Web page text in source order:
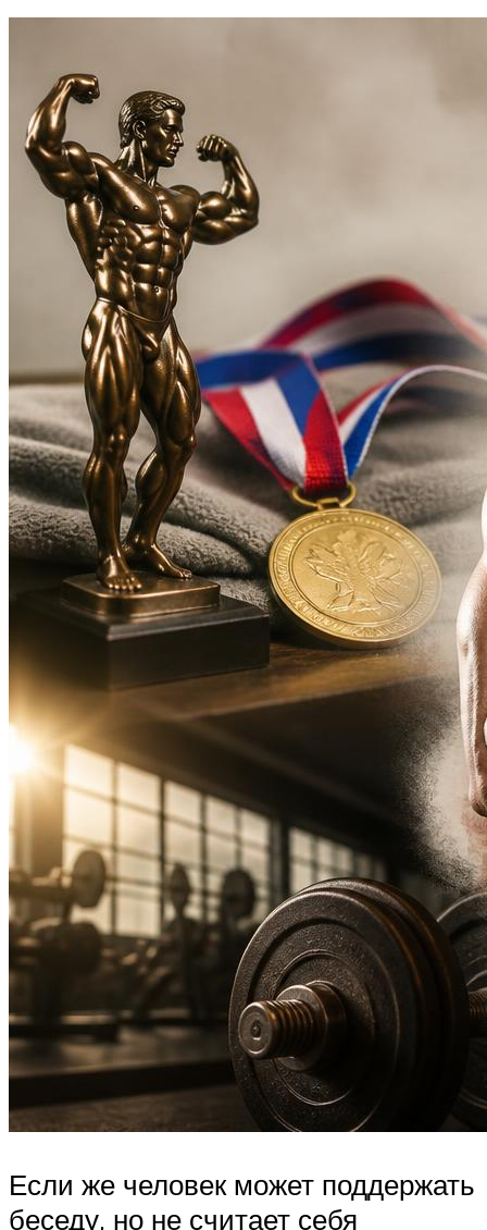
Если же человек может поддержать
беседу, но не считает себя